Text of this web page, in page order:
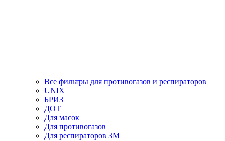
Все фильтры для противогазов и респираторов
UNIX
БРИЗ
ДОТ
Для масок
Для противогазов
Для респираторов 3М